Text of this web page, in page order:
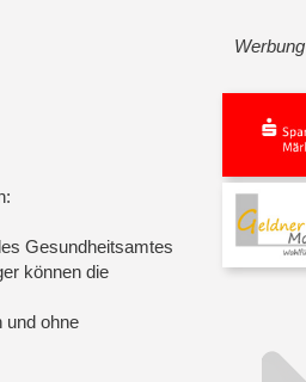
Gesundheitsamtes
können die
und ohne
Werbung